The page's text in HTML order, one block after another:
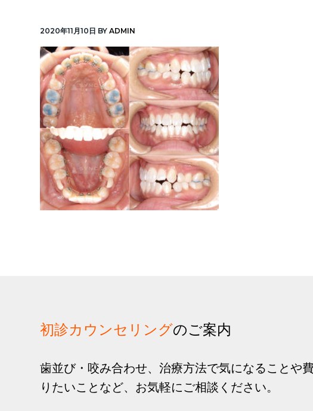
町
中
華
街
駅」
徒
歩
1
分
2020年11月10日 BYADMIN
初診カウンセリングのご案内
歯並び・咬み合わせ、治療方法で気になることや
りたいことなど、お気軽にご相談ください。